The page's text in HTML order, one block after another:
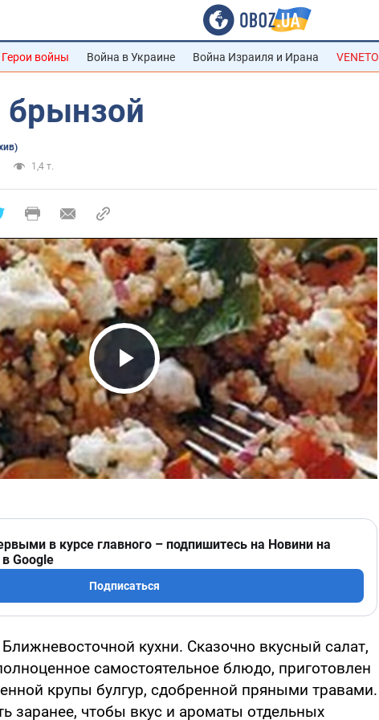
Герои войны Война в Украине Война Израиля и Ирана VENETO
брынзой
1,4 т.
Play Video
в курсе главного – подпишитесь на Новини на
Google
Подписаться
кухни. Сказочно вкусный салат,
самостоятельное блюдо, приготовлен
крупы булгур, сдобренной пряными травами.
заранее, чтобы вкус и ароматы отдельных